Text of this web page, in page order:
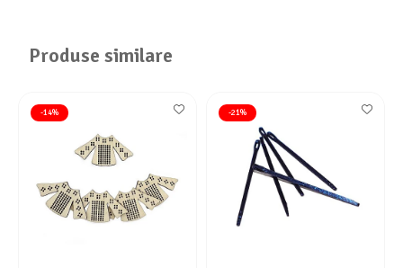
Produse similare
-14% -21%